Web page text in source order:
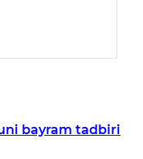
bayram tadbiri